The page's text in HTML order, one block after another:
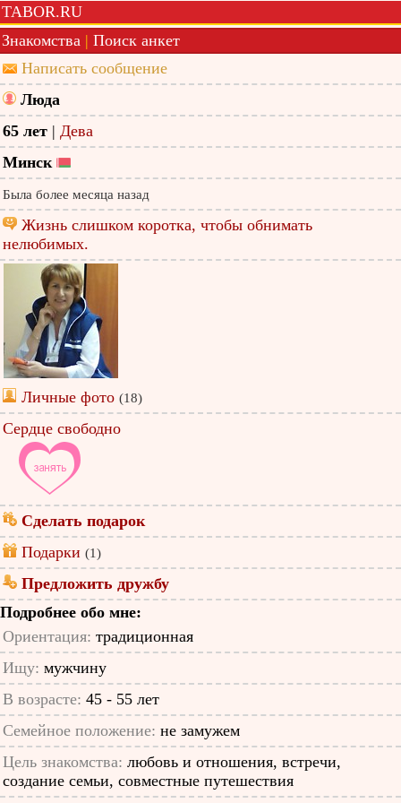
TABOR.RU
Знакомства | Поиск анкет
Написать сообщение
Люда
65 лет | Дева
Минск
Была более месяца назад
Жизнь слишком коротка, чтобы обнимать
нелюбимых.
Личные фото (18)
Сердце свободно
Сделать подарок
Подарки (1)
Предложить дружбу
Подробнее обо мне:
Ориентация: традиционная
Ищу: мужчину
В возрасте: 45 - 55 лет
Семейное положение: не замужем
Цель знакомства: любовь и отношения, встречи,
создание семьи, совместные путешествия